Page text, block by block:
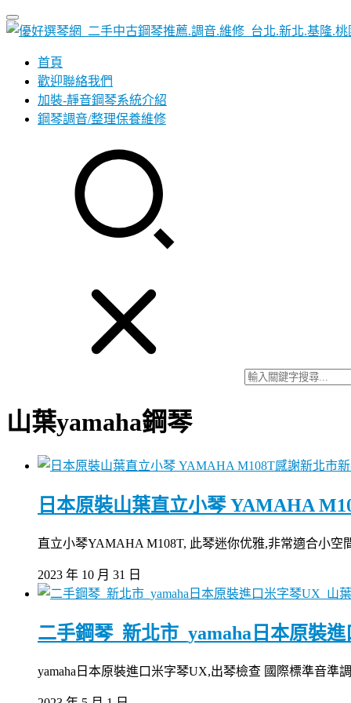
首頁
歡迎聯絡我們
加裝-靜音鋼琴系統介紹
鋼琴調音/整理保養維修
山葉yamaha鋼琴
日本原裝山葉直立小琴 YAMAHA
直立小琴YAMAHA M108T, 此琴迷你优雅,非常適合小
2023 年 10 月 31 日
山
二手鋼琴_新北市_yamaha日本原裝
yamaha日本原裝進口米字琴UX,出琴檢查 國際標準音準